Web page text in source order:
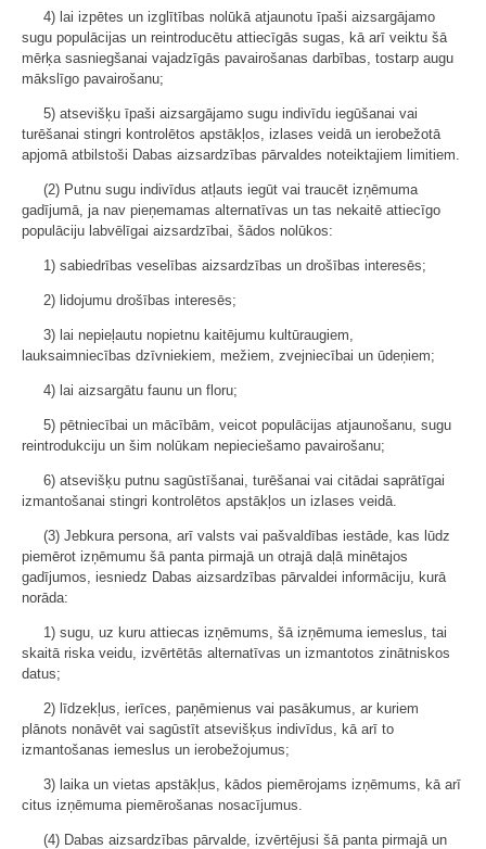
4) lai izpētes un izglītības nolūkā atjaunotu īpaši aizsargājamo
sugu populācijas un reintroducētu attiecīgās sugas, kā arī veiktu šā
mērķa sasniegšanai vajadzīgās pavairošanas darbības, tostarp augu
mākslīgo pavairošanu;
5) atsevišķu īpaši aizsargājamo sugu indivīdu iegūšanai vai
turēšanai stingri kontrolētos apstākļos, izlases veidā un ierobežotā
apjomā atbilstoši Dabas aizsardzības pārvaldes noteiktajiem limitiem.
(2) Putnu sugu indivīdus atļauts iegūt vai traucēt izņēmuma
gadījumā, ja nav pieņemamas alternatīvas un tas nekaitē attiecīgo
populāciju labvēlīgai aizsardzībai, šādos nolūkos:
1) sabiedrības veselības aizsardzības un drošības interesēs;
2) lidojumu drošības interesēs;
3) lai nepieļautu nopietnu kaitējumu kultūraugiem,
lauksaimniecības dzīvniekiem, mežiem, zvejniecībai un ūdeņiem;
4) lai aizsargātu faunu un floru;
5) pētniecībai un mācībām, veicot populācijas atjaunošanu, sugu
reintrodukciju un šim nolūkam nepieciešamo pavairošanu;
6) atsevišķu putnu sagūstīšanai, turēšanai vai citādai saprātīgai
izmantošanai stingri kontrolētos apstākļos un izlases veidā.
(3) Jebkura persona, arī valsts vai pašvaldības iestāde, kas lūdz
piemērot izņēmumu šā panta pirmajā un otrajā daļā minētajos
gadījumos, iesniedz Dabas aizsardzības pārvaldei informāciju, kurā
norāda:
1) sugu, uz kuru attiecas izņēmums, šā izņēmuma iemeslus, tai
skaitā riska veidu, izvērtētās alternatīvas un izmantotos zinātniskos
datus;
2) līdzekļus, ierīces, paņēmienus vai pasākumus, ar kuriem
plānots nonāvēt vai sagūstīt atsevišķus indivīdus, kā arī to
izmantošanas iemeslus un ierobežojumus;
3) laika un vietas apstākļus, kādos piemērojams izņēmums, kā arī
citus izņēmuma piemērošanas nosacījumus.
(4) Dabas aizsardzības pārvalde, izvērtējusi šā panta pirmajā un